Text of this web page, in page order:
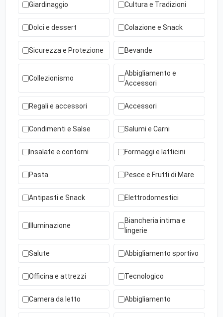
Giardinaggio Cultura e Tradizioni
Dolci e dessert Colazione e Snack
Sicurezza e Protezione Bevande
Collezionismo
Abbigliamento e
Accessori
Regali e accessori Accessori
Condimenti e Salse Salumi e Carni
Insalate e contorni Formaggi e latticini
Pasta Pesce e Frutti di Mare
Antipasti e Snack Elettrodomestici
Illuminazione
Biancheria intima e
lingerie
Salute Abbigliamento sportivo
Officina e attrezzi Tecnologico
Camera da letto Abbigliamento